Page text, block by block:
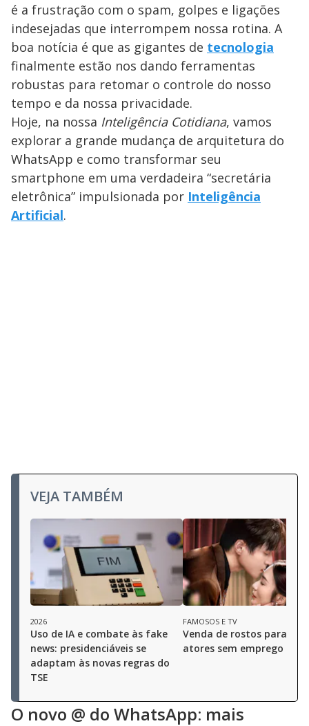
é a frustração com o spam, golpes e ligações
indesejadas que interrompem nossa rotina. A
boa notícia é que as gigantes de tecnologia
finalmente estão nos dando ferramentas
robustas para retomar o controle do nosso
tempo e da nossa privacidade.
Hoje, na nossa Inteligência Cotidiana, vamos
explorar a grande mudança de arquitetura do
WhatsApp e como transformar seu
smartphone em uma verdadeira “secretária
eletrônica” impulsionada por Inteligência
Artificial.
VEJA TAMBÉM
2026
Uso de IA e combate às fake
news: presidenciáveis se
adaptam às novas regras do
TSE
FAMOSOS E TV
Venda de rostos para IA
atores sem emprego na
O novo @ do WhatsApp: mais